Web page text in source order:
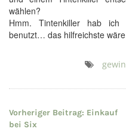
wählen?
Hmm. Tintenkiller hab
benutzt… das hilfreichste
Beitragsnavigation
Vorheriger Beitrag: Einkauf
bei Six